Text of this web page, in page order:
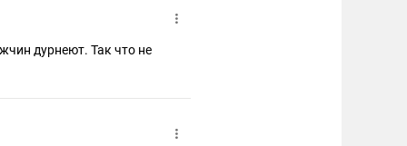
дурнеют. Так что не